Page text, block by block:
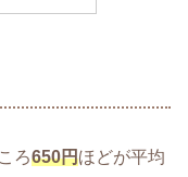
ろ650円ほどが平均